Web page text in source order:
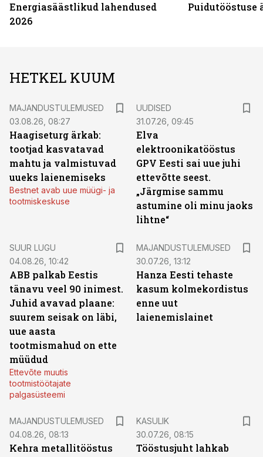
Energiasäästlikud lahendused
2026
Puidutööstuse
HETKEL KUUM
MAJANDUSTULEMUSED
03.08.26, 08:27
Haagiseturg ärkab:
tootjad kasvatavad
mahtu ja valmistuvad
uueks laienemiseks
Bestnet avab uue müügi- ja
tootmiskeskuse
UUDISED
31.07.26, 09:45
Elva
elektroonikatööstus
GPV Eesti sai uue juhi
ettevõtte seest.
„Järgmise sammu
astumine oli minu jaoks
lihtne“
SUUR LUGU
04.08.26, 10:42
ABB palkab Eestis
tänavu veel 90 inimest.
Juhid avavad plaane:
suurem seisak on läbi,
uue aasta
tootmismahud on ette
müüdud
Ettevõte muutis
tootmistöötajate
palgasüsteemi
MAJANDUSTULEMUSED
30.07.26, 13:12
Hanza Eesti tehaste
kasum kolmekordistus
enne uut
laienemislainet
MAJANDUSTULEMUSED
04.08.26, 08:13
Kehra metallitööstus
KASULIK
30.07.26, 08:15
Tööstusjuht lahkab